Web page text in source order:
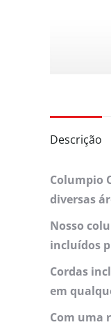
Descrição
Columpio
diversas
Nosso
incluídos
Cordas
em
Com uma